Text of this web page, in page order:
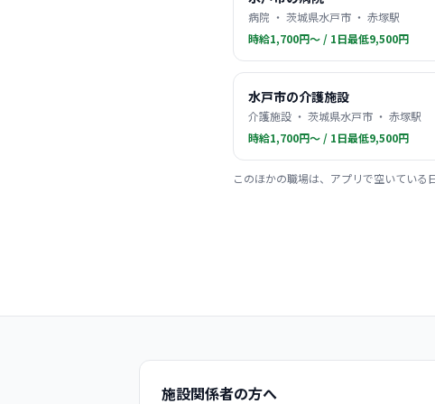
病院 ・ 茨城県水戸市 ・ 赤塚駅
時給1,700円〜 / 1日最低9,500円
水戸市の介護施設
介護施設 ・ 茨城県水戸市 ・ 赤塚駅
時給1,700円〜 / 1日最低9,500円
このほかの職場は、アプリで空いている
施設関係者の方へ